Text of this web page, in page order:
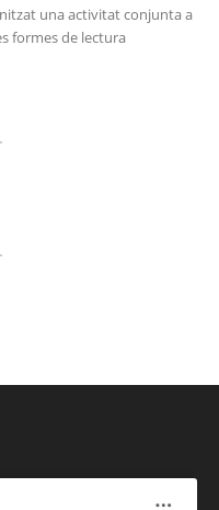
una activitat conjunta a
formes de lectura